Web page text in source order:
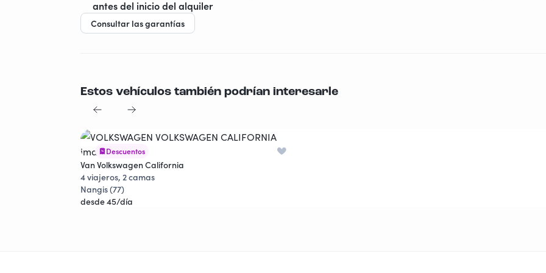
antes del inicio del alquiler
Consultar las garantías
Estos vehículos también podrían interesarle
Descuentos
Van Volkswagen California
4 viajeros, 2 camas
Nangis (77)
desde 45/día